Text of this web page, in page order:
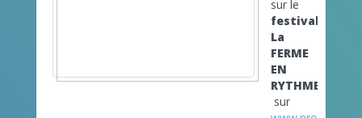
sur le
festival
La
FERME
EN
RYTHME
sur